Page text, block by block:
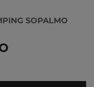
SOPALMO